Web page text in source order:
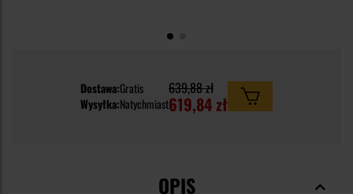
Dostawa:Gratis
Wysyłka:Natychmiast
639,88 zł
619,84 zł
OPIS